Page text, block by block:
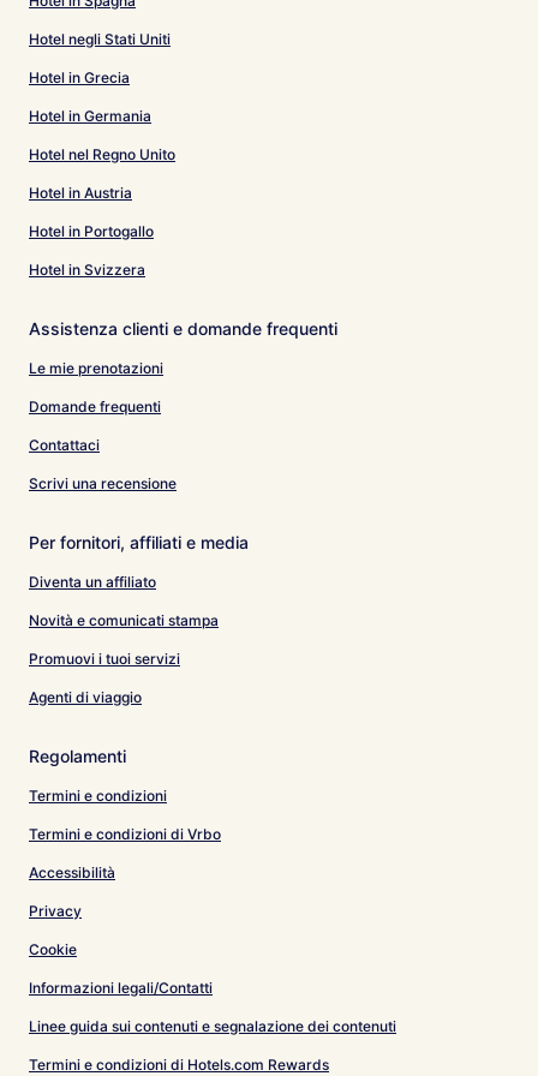
Hotel negli Stati Uniti
Hotel in Grecia
Hotel in Germania
Hotel nel Regno Unito
Hotel in Austria
Hotel in Portogallo
Hotel in Svizzera
Assistenza clienti e domande frequenti
Le mie prenotazioni
Domande frequenti
Contattaci
Scrivi una recensione
Per fornitori, affiliati e media
Diventa un affiliato
Novità e comunicati stampa
Promuovi i tuoi servizi
Agenti di viaggio
Regolamenti
Termini e condizioni
Termini e condizioni di Vrbo
Accessibilità
Privacy
Cookie
Informazioni legali/Contatti
Linee guida sui contenuti e segnalazione dei contenuti
Termini e condizioni di Hotels.com Rewards